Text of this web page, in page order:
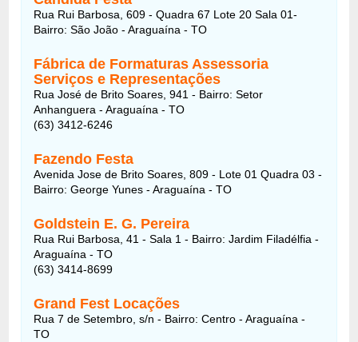
Rua Rui Barbosa, 609 - Quadra 67 Lote 20 Sala 01-
Bairro: São João - Araguaína - TO
Fábrica de Formaturas Assessoria
Serviços e Representações
Rua José de Brito Soares, 941 - Bairro: Setor
Anhanguera - Araguaína - TO
(63) 3412-6246
Fazendo Festa
Avenida Jose de Brito Soares, 809 - Lote 01 Quadra 03 -
Bairro: George Yunes - Araguaína - TO
Goldstein E. G. Pereira
Rua Rui Barbosa, 41 - Sala 1 - Bairro: Jardim Filadélfia -
Araguaína - TO
(63) 3414-8699
Grand Fest Locações
Rua 7 de Setembro, s/n - Bairro: Centro - Araguaína -
TO